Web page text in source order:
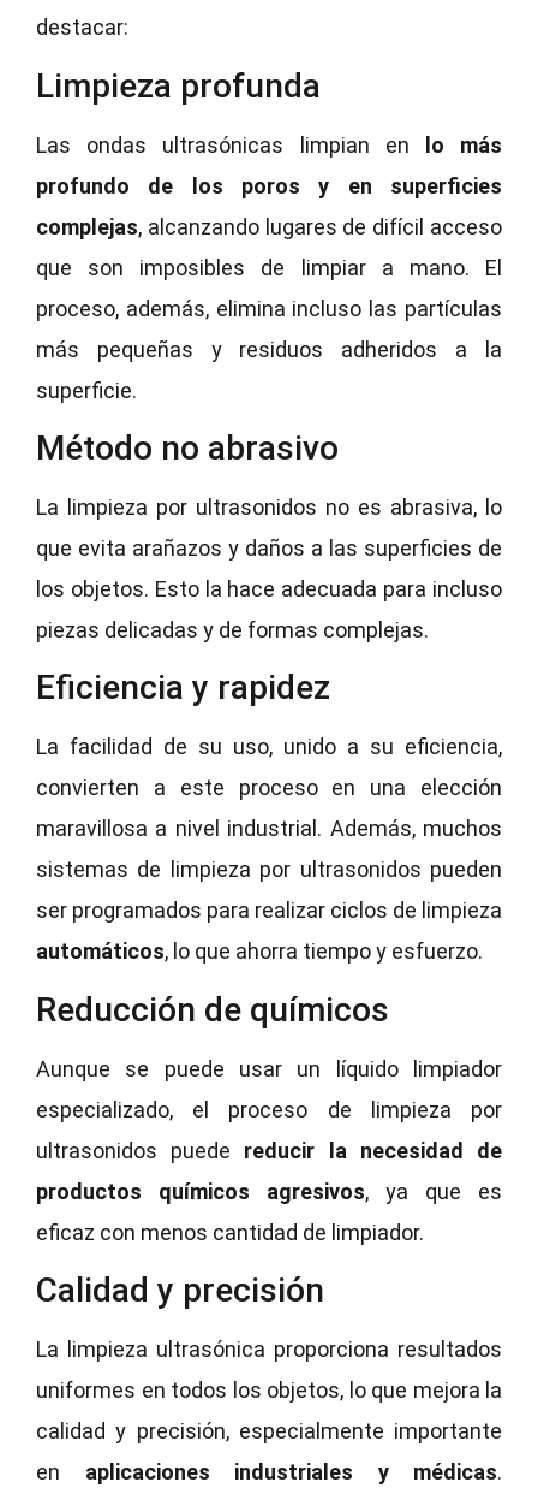
destacar:
Limpieza profunda
Las ondas ultrasónicas limpian en lo más
profundo de los poros y en superficies
complejas, alcanzando lugares de difícil acceso
que son imposibles de limpiar a mano. El
proceso, además, elimina incluso las partículas
más pequeñas y residuos adheridos a la
superficie.
Método no abrasivo
La limpieza por ultrasonidos no es abrasiva, lo
que evita arañazos y daños a las superficies de
los objetos. Esto la hace adecuada para incluso
piezas delicadas y de formas complejas.
Eficiencia y rapidez
La facilidad de su uso, unido a su eficiencia,
convierten a este proceso en una elección
maravillosa a nivel industrial. Además, muchos
sistemas de limpieza por ultrasonidos pueden
ser programados para realizar ciclos de limpieza
automáticos, lo que ahorra tiempo y esfuerzo.
Reducción de químicos
Aunque se puede usar un líquido limpiador
especializado, el proceso de limpieza por
ultrasonidos puede reducir la necesidad de
productos químicos agresivos, ya que es
eficaz con menos cantidad de limpiador.
Calidad y precisión
La limpieza ultrasónica proporciona resultados
uniformes en todos los objetos, lo que mejora la
calidad y precisión, especialmente importante
en aplicaciones industriales y médicas.